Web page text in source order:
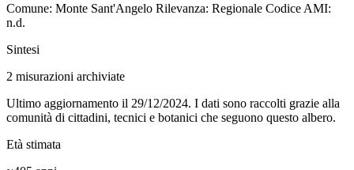
Comune: Monte Sant'Angelo Rilevanza: Regionale Codice AMI:
n.d.
Sintesi
2 misurazioni archiviate
Ultimo aggiornamento il 29/12/2024. I dati sono raccolti grazie alla
comunità di cittadini, tecnici e botanici che seguono questo albero.
Età stimata